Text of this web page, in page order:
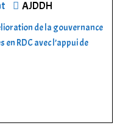
AJDDH
de la gouvernance
RDC avec l’appui de